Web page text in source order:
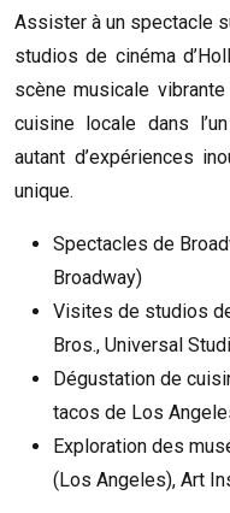
Assister à un spectacle
studios de cinéma
scène musicale
cuisine locale dans
autant d’expériences
unique.
Spectacles de
Broadway)
Visites de studios
Bros., Universal
Dégustation de
tacos de Los
Exploration des
(Los Angeles), Art